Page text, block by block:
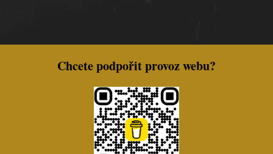
Chcete podpořit provoz webu?